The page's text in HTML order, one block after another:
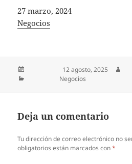
Fecha
27 marzo, 2024
In relation to
Negocios
12 agosto, 2025
Negocios
Deja un comentario
Tu dirección de correo electrónico no
obligatorios están marcados con*